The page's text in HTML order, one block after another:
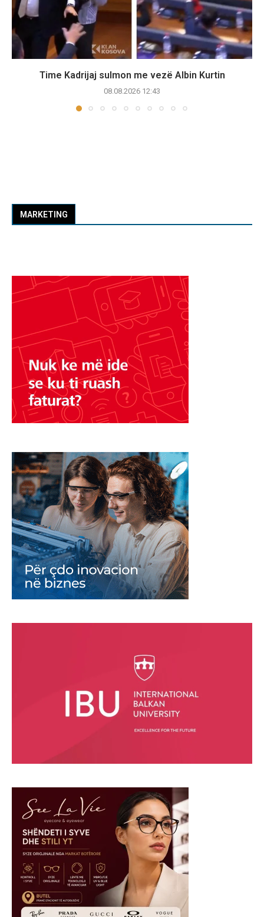
Time Kadrijaj sulmon me vezë Albin Kurtin
08.08.2026 12:43
MARKETING